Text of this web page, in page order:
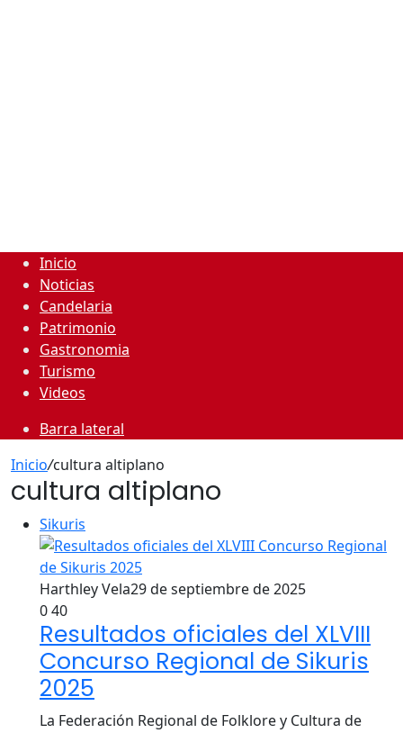
Inicio
Noticias
Candelaria
Patrimonio
Gastronomia
Turismo
Videos
Barra lateral
Inicio/cultura altiplano
cultura altiplano
Sikuris
Harthley Vela29 de septiembre de 2025
040
Resultados oficiales del XLVIII
Concurso Regional de Sikuris
2025
La Federación Regional de Folklore y Cultura de